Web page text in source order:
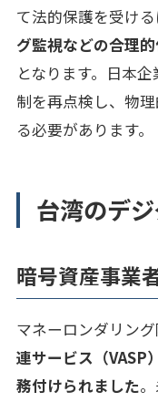
て法的保護を受ける
グ監視などの合理
となります。日本
制を再点検し、物
る必要があります。
台湾のデ
暗号資産事業
マネーロンダリング
連サービス（VASP
務付けられました